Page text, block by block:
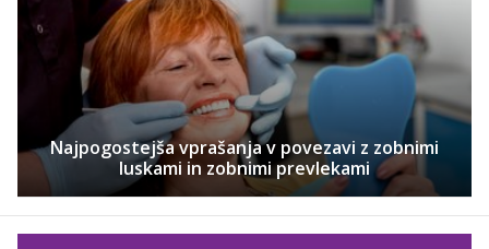
Najpogostejša vprašanja v povezavi z zobnimi
luskami in zobnimi prevlekami